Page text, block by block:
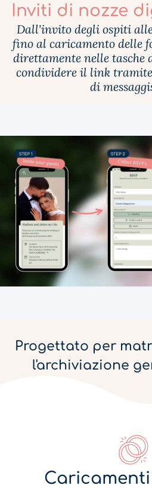
Inviti di nozze
Dall'invito degli ospiti
fino al caricamento delle
direttamente nelle tasche
condividere il link
di
Progettato per
l'archiviazione